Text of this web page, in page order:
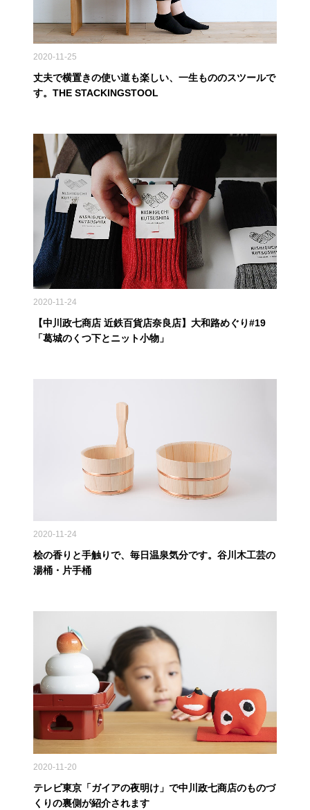
2020-11-25
丈夫で横置きの使い道も楽しい、一生もののスツールで
す。THE STACKINGSTOOL
2020-11-24
【中川政七商店 近鉄百貨店奈良店】大和路めぐり#19
「葛城のくつ下とニット小物」
2020-11-24
桧の香りと手触りで、毎日温泉気分です。谷川木工芸の
湯桶・片手桶
2020-11-20
テレビ東京「ガイアの夜明け」で中川政七商店のものづ
くりの裏側が紹介されます